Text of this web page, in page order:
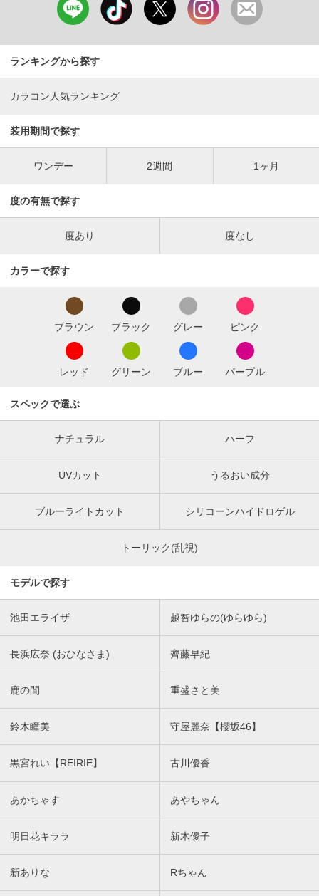
ランキングから探す
カラコン人気ランキング
装用期間で探す
ワンデー 2週間 1ヶ月
度の有無で探す
度あり 度なし
カラーで探す
ブラウン ブラック グレー ピンク
レッド グリーン ブルー パープル
スペックで選ぶ
ナチュラル ハーフ
UVカット うるおい成分
ブルーライトカット シリコーンハイドロゲル
トーリック(乱視)
モデルで探す
池田エライザ 越智ゆらの(ゆらゆら)
長浜広奈 (おひなさま) 齊藤早紀
鹿の間 重盛さと美
鈴木瞳美 守屋麗奈【櫻坂46】
黒宮れい【REIRIE】 古川優香
あかちゃす あやちゃん
明日花キララ 新木優子
新ありな Rちゃん